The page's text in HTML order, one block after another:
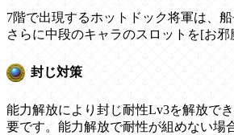
7階で出現するホットドック将軍は、船
さらに中段のキャラのスロットを[お邪
封じ対策
能力解放により封じ耐性Lv3を解放で
要です。能力解放で耐性が組めない場